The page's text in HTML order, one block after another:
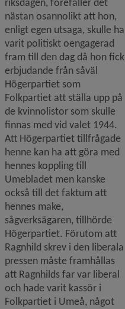
nästan osannolikt att hon,
enligt egen utsaga, skulle ha
varit politiskt oengagerad
fram till den dag då hon fick
erbjudande från såväl
Högerpartiet som
Folkpartiet att ställa upp på
de kvinnolistor som skulle
finnas med vid valet 1944.
Att Högerpartiet tillfrågade
henne kan ha att göra med
hennes koppling till
Umebladet men kanske
också till det faktum att
hennes make,
sågverksägaren, tillhörde
Högerpartiet. Förutom att
Ragnhild skrev i den liberala
pressen måste framhållas
att Ragnhilds far var liberal
och hade varit kassör i
Folkpartiet i Umeå, något